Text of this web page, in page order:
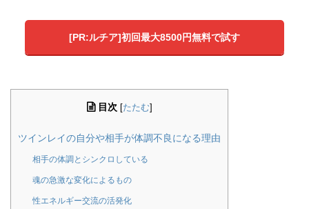
[PR:ルチア]初回最大8500円無料で試す
目次 たたむ
ツインレイの自分や相手が体調不良になる理由
相手の体調とシンクロしている
魂の急激な変化によるもの
性エネルギー交流の活発化